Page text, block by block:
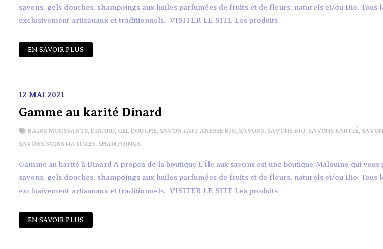
savons, gels douches, shampoings aux huiles parfumées de fruits et de fleurs, naturels et/ou Bio. Tous
exclusivement artisanaux et traditionnels. VISITER LE SITE Les produits
EN SAVOIR PLUS
12 MAI 2021
Gamme au karité Dinard
BAINS MOUSSANTS, DINARD, GEL DOUCHE, SAVON LAIT ANESSE BIO, SAVONS, SAVONS BIO, SAVONS KARITÉ,
SAVONS SOINS NATURES, SHAMPOINGS
Gamme au karité à Dinard A propos de la boutique L’Île aux savons est une boutique Malouine qui
savons, gels douches, shampoings aux huiles parfumées de fruits et de fleurs, naturels et/ou Bio. Tous
exclusivement artisanaux et traditionnels. VISITER LE SITE Les produits
EN SAVOIR PLUS